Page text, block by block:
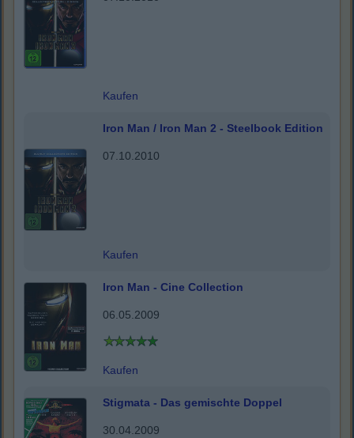
Kaufen
Iron Man / Iron Man 2 - Steelbook Edition
07.10.2010
Kaufen
Iron Man - Cine Collection
06.05.2009
Kaufen
Stigmata - Das gemischte Doppel
30.04.2009